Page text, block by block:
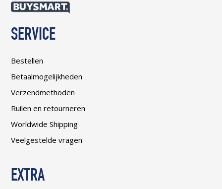
SERVICE
Bestellen
Betaalmogelijkheden
Verzendmethoden
Ruilen en retourneren
Worldwide Shipping
Veelgestelde vragen
EXTRA